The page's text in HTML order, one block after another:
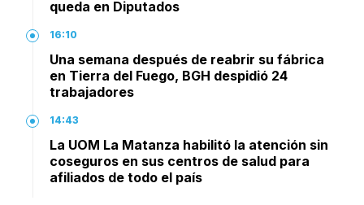
queda en Diputados
16:10
Una semana después de reabrir su fábrica
en Tierra del Fuego, BGH despidió 24
trabajadores
14:43
La UOM La Matanza habilitó la atención sin
coseguros en sus centros de salud para
afiliados de todo el país